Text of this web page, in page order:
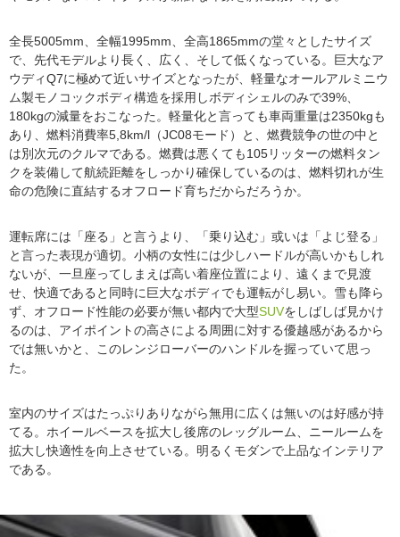
全長5005mm、全幅1995mm、全高1865mmの堂々としたサイズ
で、先代モデルより長く、広く、そして低くなっている。巨大なア
ウディQ7に極めて近いサイズとなったが、軽量なオールアルミニウ
ム製モノコックボディ構造を採用しボディシェルのみで39%、
180kgの減量をおこなった。軽量化と言っても車両重量は2350kgも
あり、燃料消費率5,8km/l（JC08モード）と、燃費競争の世の中と
は別次元のクルマである。燃費は悪くても105リッターの燃料タン
クを装備して航続距離をしっかり確保しているのは、燃料切れが生
命の危険に直結するオフロード育ちだからだろうか。
運転席には「座る」と言うより、「乗り込む」或いは「よじ登る」
と言った表現が適切。小柄の女性には少しハードルが高いかもしれ
ないが、一旦座ってしまえば高い着座位置により、遠くまで見渡
せ、快適であると同時に巨大なボディでも運転がし易い。雪も降ら
ず、オフロード性能の必要が無い都内で大型SUVをしばしば見かけ
るのは、アイポイントの高さによる周囲に対する優越感があるから
では無いかと、このレンジローバーのハンドルを握っていて思っ
た。
室内のサイズはたっぷりありながら無用に広くは無いのは好感が持
てる。ホイールベースを拡大し後席のレッグルーム、ニールームを
拡大し快適性を向上させている。明るくモダンで上品なインテリア
である。